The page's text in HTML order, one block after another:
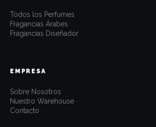
Todos los Perfumes
Fragancias Árabes
Fragancias Diseñador
EMPRESA
Sobre Nosotros
Nuestro Warehouse
Contacto